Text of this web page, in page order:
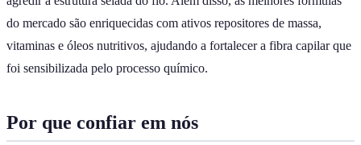
do mercado são enriquecidas com ativos repositores de massa,
vitaminas e óleos nutritivos, ajudando a fortalecer a fibra capilar que
foi sensibilizada pelo processo químico.
Por que confiar em nós